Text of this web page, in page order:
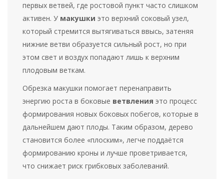
первых ветвей, где ростовой пункт часто слишком
активен. У макушки это верхний соковый узел,
который стремится вытягиваться ввысь, затеняя
нижние ветви образуется сильный рост, но при
этом свет и воздух попадают лишь к верхним
плодовым веткам.
Обрезка макушки помогает перенаправить
энергию роста в боковые ветвления это процесс
формирования новых боковых побегов, которые в
дальнейшем дают плоды. Таким образом, дерево
становится более «плоским», легче поддаётся
формированию кроны и лучше проветривается,
что снижает риск грибковых заболеваний.